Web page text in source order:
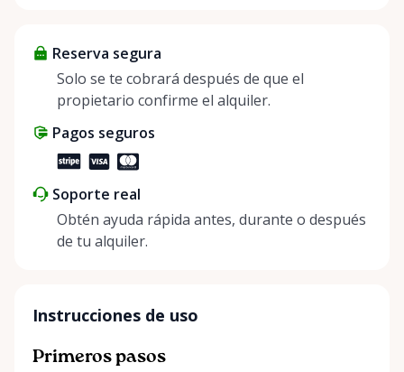
positive impact on the environment. By choosing to
share instead of buy, we’re all doing our part to
make things easier on Mother Nature.
Reserva segura
Solo se te cobrará después de que el
propietario confirme el alquiler.
Pagos seguros
Soporte real
Obtén ayuda rápida antes, durante o después
de tu alquiler.
Instrucciones de uso
Primeros pasos